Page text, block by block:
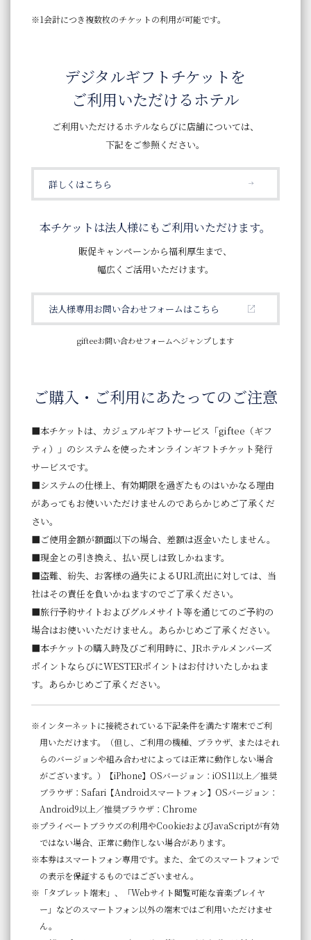
1会計につき複数枚のチケットの利用が可能です。
デジタルギフトチケットを
ご利用いただけるホテル
ご利用いただけるホテルならびに店舗については、
下記をご参照ください。
詳しくはこちら
本チケットは法人様にもご利用いただけます。
販促キャンペーンから福利厚生まで、
幅広くご活用いただけます。
法人様専用お問い合わせフォームはこちら
gifteeお問い合わせフォームへジャンプします
ご購入・ご利用にあたってのご注意
■本チケットは、カジュアルギフトサービス「giftee（ギフ
ティ）」のシステムを使ったオンラインギフトチケット発行
サービスです。
■システムの仕様上、有効期限を過ぎたものはいかなる理由
があってもお使いいただけませんのであらかじめご了承くだ
さい。
■ご使用金額が額面以下の場合、差額は返金いたしません。
■現金との引き換え、払い戻しは致しかねます。
■盗難、紛失、お客様の過失によるURL流出に対しては、当
社はその責任を負いかねますのでご了承ください。
■旅行予約サイトおよびグルメサイト等を通じてのご予約の
場合はお使いいただけません。あらかじめご了承ください。
■本チケットの購入時及びご利用時に、JRホテルメンバーズ
ポイントならびにWESTERポイントはお付けいたしかねま
す。あらかじめご了承ください。
インターネットに接続されている下記条件を満たす端末でご利
用いただけます。（但し、ご利用の機種、ブラウザ、またはそれ
らのバージョンや組み合わせによっては正常に動作しない場合
がございます。）【iPhone】OSバージョン：iOS11以上／推奨
ブラウザ：Safari【Androidスマートフォン】OSバージョン：
Android9以上／推奨ブラウザ：Chrome
プライベートブラウズの利用やCookieおよびJavaScriptが有効
ではない場合、正常に動作しない場合があります。
本券はスマートフォン専用です。また、全てのスマートフォンで
の表示を保証するものではございません。
「タブレット端末」、「Webサイト閲覧可能な音楽プレイヤ
ー」などのスマートフォン以外の端末ではご利用いただけませ
ん。